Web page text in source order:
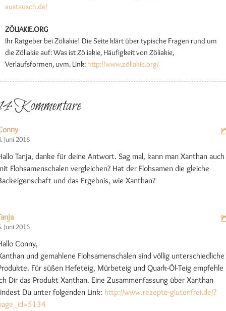
austausch.de/
ZÖLIAKIE.ORG
Ihr Ratgeber bei Zöliakie! Die Seite klärt über typische Fragen rund um
die Zöliakie auf: Was ist Zöliakie, Häufigkeit von Zöliakie,
Verlaufsformen, uvm. Link: http://www.zöliakie.org/
Kommentare
Juni 2016
Tanja, danke für deine Antwort. Sag mal, kann man Xanthan auch
Flohsamenschalen vergleichen? Hat der Flohsamen die gleiche
und das Ergebnis, wie Xanthan?
Juni 2016
Conny,
und gemahlene Flohsamenschalen sind völlig unterschiedliche
Für süßen Hefeteig, Mürbeteig und Quark-Öl-Teig empfehle
Dir das Produkt Xanthan. Eine Zusammenfassung über Xanthan
Du unter folgenden Link: http://www.rezepte-glutenfrei.de/?